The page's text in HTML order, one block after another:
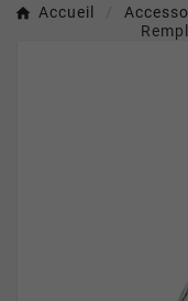
Accueil